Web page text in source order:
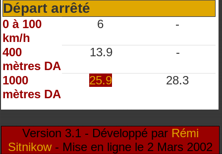
Départ arrêté
0 à 100
km/h
6 -
400
mètres DA
13.9 -
1000
mètres DA
25.9 28.3
Version 3.1 - Développé par Rémi
Sitnikow- Mise en ligne le 2 Mars 2002